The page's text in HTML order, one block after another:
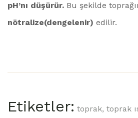
pH’nı düşürür. Bu şekilde
nötralize(dengelenir) edilir.
Etiketler: toprak, toprak